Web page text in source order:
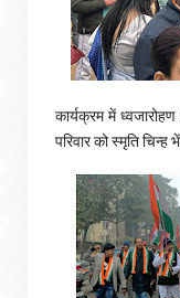
कार्यक्रम में
परिवार को स्मृति चिन्ह